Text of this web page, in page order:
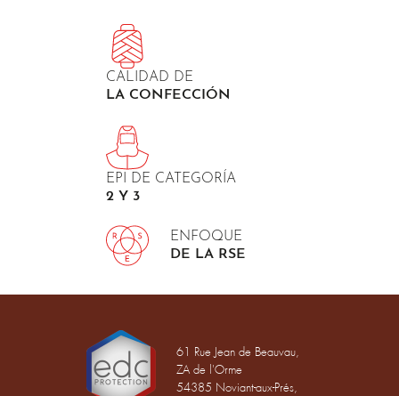
CALIDAD DE
LA CONFECCIÓN
EPI DE CATEGORÍA
2 Y 3
ENFOQUE
DE LA RSE
61 Rue Jean de Beauvau,
ZA de l'Orme
54385 Noviant-aux-Prés,